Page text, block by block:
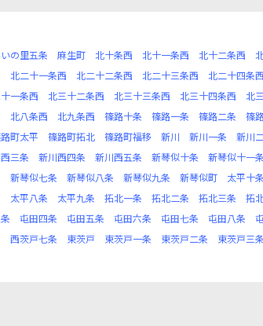
の里五条 麻生町 北十条西 北十一条西 北十二条西
北二十一条西 北二十二条西 北二十三条西 北二十四条西
一条西 北三十二条西 北三十三条西 北三十四条西 北
北八条西 北九条西 篠路十条 篠路一条 篠路二条 篠
町太平 篠路町拓北 篠路町福移 新川 新川一条 新川
三条 新川西四条 新川西五条 新琴似十条 新琴似十一条
新琴似七条 新琴似八条 新琴似九条 新琴似町 太平十条
太平八条 太平九条 拓北一条 拓北二条 拓北三条 拓
屯田四条 屯田五条 屯田六条 屯田七条 屯田八条
西茨戸七条 東茨戸 東茨戸一条 東茨戸二条 東茨戸三条